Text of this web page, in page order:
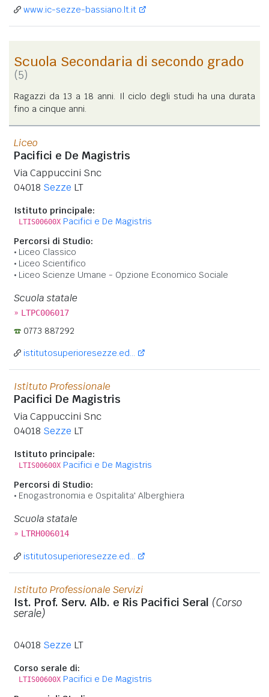
www.ic-sezze-bassiano.lt.it
Scuola Secondaria di secondo grado
(5)
Ragazzi da 13 a 18 anni. Il ciclo degli studi ha una durata
fino a cinque anni.
Liceo
Pacifici e De Magistris
Via Cappuccini Snc
04018 Sezze LT
Istituto principale:
LTIS00600X Pacifici e De Magistris
Percorsi di Studio:
Liceo Classico
Liceo Scientifico
Liceo Scienze Umane - Opzione Economico Sociale
Scuola statale
» LTPC006017
0773 887292
istitutosuperioresezze.ed...
Istituto Professionale
Pacifici De Magistris
Via Cappuccini Snc
04018 Sezze LT
Istituto principale:
LTIS00600X Pacifici e De Magistris
Percorsi di Studio:
Enogastronomia e Ospitalita' Alberghiera
Scuola statale
» LTRH006014
istitutosuperioresezze.ed...
Istituto Professionale Servizi
Ist. Prof. Serv. Alb. e Ris Pacifici Seral (Corso
serale)
04018 Sezze LT
Corso serale di:
LTIS00600X Pacifici e De Magistris